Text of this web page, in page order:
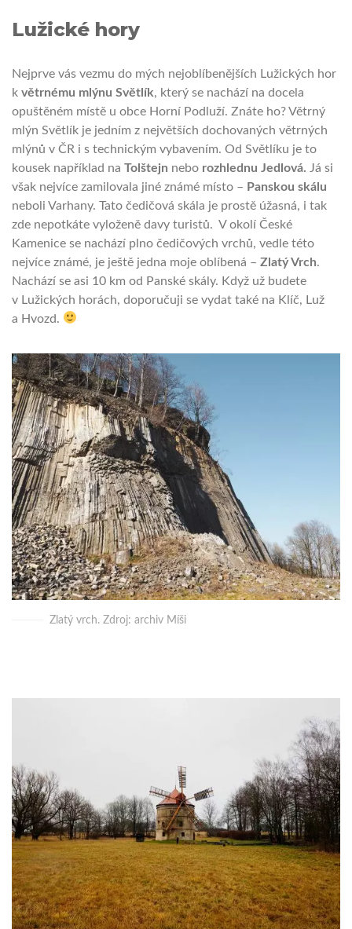
Lužické hory
Nejprve vás vezmu do mých nejoblíbenějších Lužických hor
k větrnému mlýnu Světlík, který se nachází na docela
opuštěném místě u obce Horní Podluží. Znáte ho? Větrný
mlýn Světlík je jedním z největších dochovaných větrných
mlýnů v ČR i s technickým vybavením. Od Světlíku je to
kousek například na Tolštejn nebo rozhlednu Jedlová. Já si
však nejvíce zamilovala jiné známé místo – Panskou skálu
neboli Varhany. Tato čedičová skála je prostě úžasná, i tak
zde nepotkáte vyloženě davy turistů. V okolí České
Kamenice se nachází plno čedičových vrchů, vedle této
nejvíce známé, je ještě jedna moje oblíbená – Zlatý Vrch.
Nachází se asi 10 km od Panské skály. Když už budete
v Lužických horách, doporučuji se vydat také na Klíč, Luž
a Hvozd.
Zlatý vrch. Zdroj: archiv Míši